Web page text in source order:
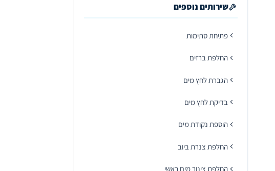
שירותים נוספים
פתיחת סתימות
החלפת ברזים
הגברת לחץ מים
בדיקת לחץ מים
הוספת נקודת מים
החלפת צנרת ביוב
החלפת צינור מים ראשי